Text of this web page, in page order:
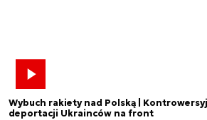
Wybuch rakiety nad Polską |
deportacji Ukrainców na front